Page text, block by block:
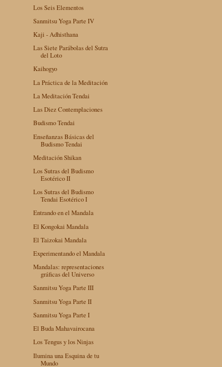
Los Seis Elementos
Sanmitsu Yoga Parte IV
Kaji - Adhisthana
Las Siete Parábolas del Sutra
del Loto
Kaihogyo
La Práctica de la Meditación
La Meditación Tendai
Las Diez Contemplaciones
Budismo Tendai
Enseñanzas Básicas del
Budismo Tendai
Meditación Shikan
Los Sutras del Budismo
Esotérico II
Los Sutras del Budismo
Tendai Esotérico I
Entrando en el Mandala
El Kongokai Mandala
El Taizokai Mandala
Experimentando el Mandala
Mandalas: representaciones
gráficas del Universo
Sanmitsu Yoga Parte III
Sanmitsu Yoga Parte II
Sanmitsu Yoga Parte I
El Buda Mahavairocana
Los Tengus y los Ninjas
Ilumina una Esquina de tu
Mundo